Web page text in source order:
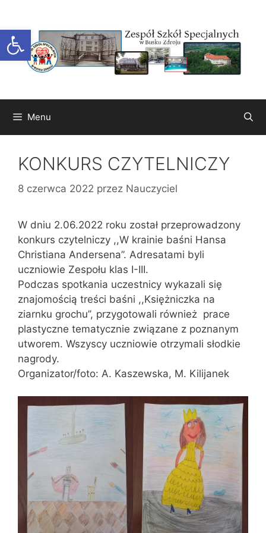
Otwórz pasek narzędzi
treści
Menu
KONKURS CZYTELNICZY
8 czerwca 2022 przez Nauczyciel
W dniu 2.06.2022 roku został przeprowadzony
konkurs czytelniczy ,,W krainie baśni Hansa
Christiana Andersena”. Adresatami byli
uczniowie Zespołu klas I-III.
Podczas spotkania uczestnicy wykazali się
znajomością treści baśni ,,Księżniczka na
ziarnku grochu’’, przygotowali również prace
plastyczne tematycznie związane z poznanym
utworem. Wszyscy uczniowie otrzymali słodkie
nagrody.
Organizator/foto: A. Kaszewska, M. Kilijanek